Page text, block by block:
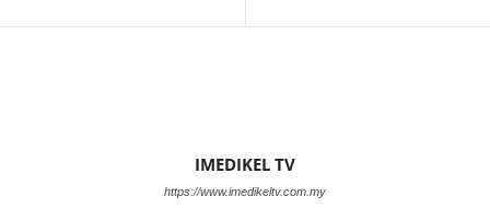
IMEDIKEL TV
https://www.imedikeltv.com.my